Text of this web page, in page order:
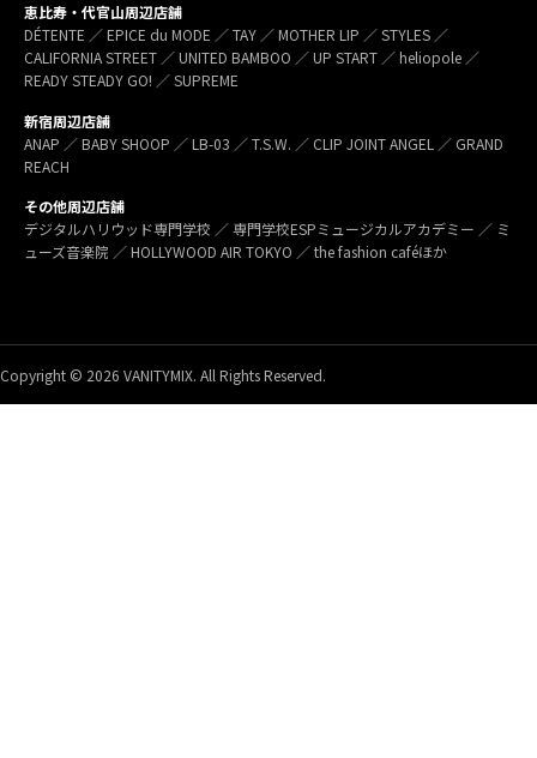
恵比寿・代官山周辺店舗
DÉTENTE ／ EPICE du MODE ／ TAY ／ MOTHER LIP ／ STYLES ／
CALIFORNIA STREET ／ UNITED BAMBOO ／ UP START ／ heliopole ／
READY STEADY GO! ／ SUPREME
新宿周辺店舗
ANAP ／ BABY SHOOP ／ LB-03 ／ T.S.W. ／ CLIP JOINT ANGEL ／ GRAND
REACH
その他周辺店舗
デジタルハリウッド専門学校 ／ 専門学校ESPミュージカルアカデミー ／ ミ
ューズ音楽院 ／ HOLLYWOOD AIR TOKYO ／ the fashion caféほか
Copyright © 2026 VANITYMIX. All Rights Reserved.